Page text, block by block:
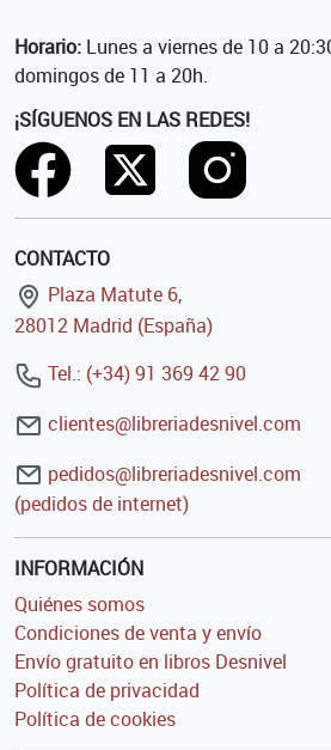
Horario: Lunes a viernes de 10 a
domingos de 11 a 20h.
¡SÍGUENOS EN LAS REDES!
CONTACTO
Plaza Matute 6,
28012 Madrid (España)
Tel.: (+34) 91 369 42 90
clientes@libreriadesnivel.com
pedidos@libreriadesnivel.com
(pedidos de internet)
INFORMACIÓN
Quiénes somos
Condiciones de venta y envío
Envío gratuito en libros Desnivel
Política de privacidad
Política de cookies